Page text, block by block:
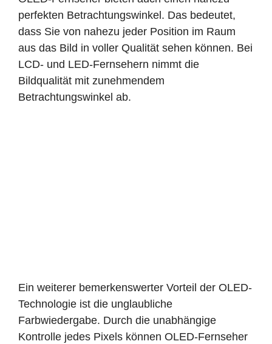
perfekten Betrachtungswinkel. Das bedeutet,
dass Sie von nahezu jeder Position im Raum
aus das Bild in voller Qualität sehen können. Bei
LCD- und LED-Fernsehern nimmt die
Bildqualität mit zunehmendem
Betrachtungswinkel ab.
Ein weiterer bemerkenswerter Vorteil der OLED-
Technologie ist die unglaubliche
Farbwiedergabe. Durch die unabhängige
Kontrolle jedes Pixels können OLED-Fernseher